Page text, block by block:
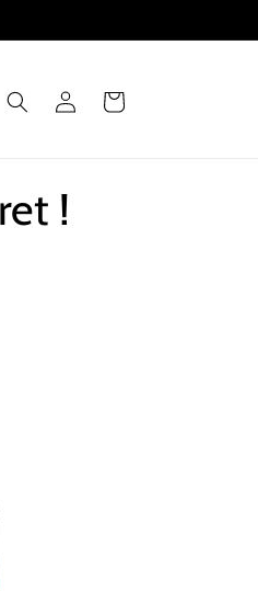
ConnexionPanier
!